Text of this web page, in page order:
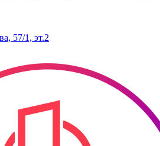
57/1​, эт.2